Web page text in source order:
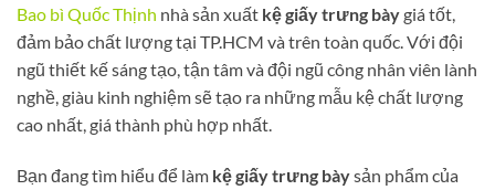
Bao bì Quốc Thịnh nhà sản xuất kệ giấy trưng bàygiá tốt,
đảm bảo chất lượng tại TP.HCM và trên toàn quốc. Với đội
ngũ thiết kế sáng tạo, tận tâm và đội ngũ công nhân viên lành
nghề, giàu kinh nghiệm sẽ tạo ra những mẫu kệ chất lượng
cao nhất, giá thành phù hợp nhất.
Bạn đang tìm hiểu để làm kệ giấy trưng bàysản phẩm của